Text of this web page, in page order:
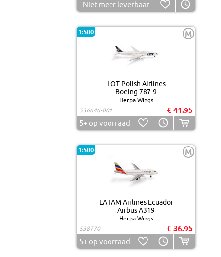
Niet meer leverbaar
1:500 M
LOT Polish Airlines
Boeing 787-9
Herpa Wings
536646-001
€ 41.95
5+ op voorraad
1:500 M
LATAM Airlines Ecuador
Airbus A319
Herpa Wings
538770
€ 36.95
5+ op voorraad